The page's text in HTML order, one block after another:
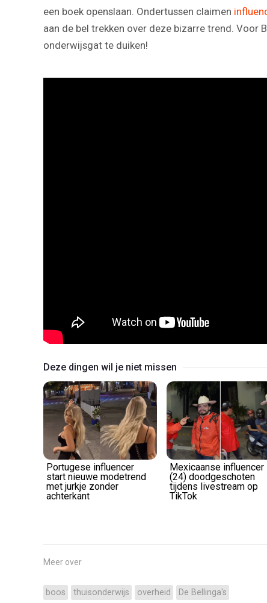
een boek openslaan. Ondertussen claimen
aan de bel trekken over deze bizarre trend. Voor
onderwijsgat te duiken!
Deze dingen wil je niet missen
Portugese influencer
start nieuwe modetrend
met jurkje zonder
achterkant
Mexicaanse influencer
(24) doodgeschoten
tijdens livestream op
TikTok
Meer over
boos thuisonderwijs overheid De Bellinga's